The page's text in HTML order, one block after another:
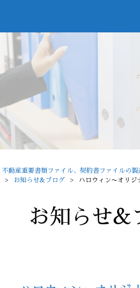
不動産重要書類ファイル、契約書ファイルの
>
お知らせ&ブログ > ハロウィン〜オリジ
お知らせ&